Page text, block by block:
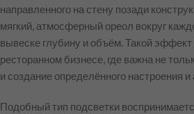
направленного на стену позади
мягкий, атмосферный ореол вокруг
вывеске глубину и объём. Такой
ресторанном бизнесе, где важна не
и создание определённого настроения
Подобный тип подсветки